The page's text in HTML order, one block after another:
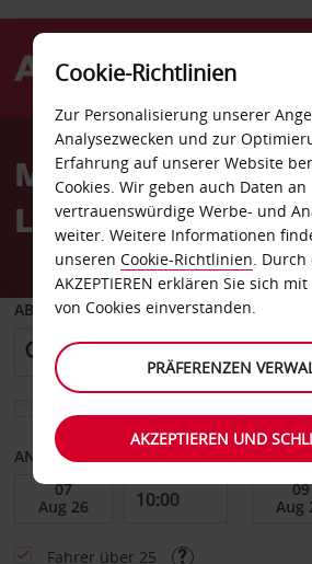
AvisMieten Sie ein
Lanzarote
ABHOLEN VON
ANFANGSDATUM
Fahrer über 25
Cookie-Richtlinien
Zur Personalisierung unserer
Analysezwecken und zur
Erfahrung auf unserer Website
Cookies. Wir geben auch Daten an
vertrauenswürdige Werbe- und
weiter. Weitere Informationen
unseren Cookie-Richtlinien. Durch
AKZEPTIEREN erklären Sie sich
von Cookies einverstanden.
PRÄFERENZEN
AKZEPTIEREN UND